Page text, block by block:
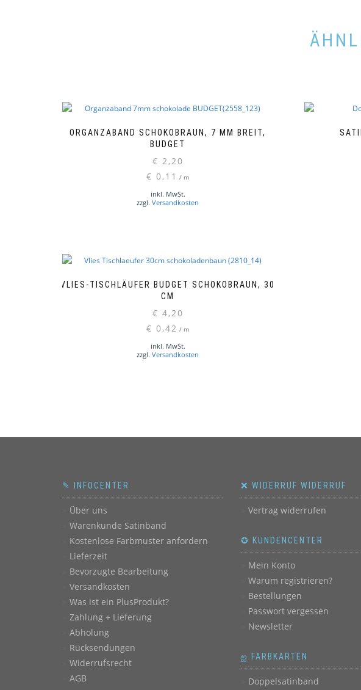
ORGANZABAND SCHOKOBRAUN, 7 MM BREIT,
BUDGET
€ 2,20
€ 0,11 / m
inkl. MwSt.
zzgl.Versandkosten
VLIES-TISCHLÄUFER BUDGET SCHOKOBRAUN, 30
CM
€ 4,20
€ 0,42 / m
inkl. MwSt.
zzgl.Versandkosten
✎ INFOCENTER
Über uns
Warenkunde Satinband
Kostenlose Farbmuster anfordern
Lieferzeit
Bevorzugte Bearbeitung
Versandkosten
Was ist ein PlusProdukt?
Zahlung + Lieferung
Abholung
Rücksendungen
Widerrufsrecht
AGB
❌ WIDERRUF WIDERRUF
Vertrag widerrufen
✪ KUNDENCENTER
Mein Konto
Warum registrieren?
Bestellungen
Passwort vergessen
Newsletter
ஐ FARBKARTEN
Doppelsatinband